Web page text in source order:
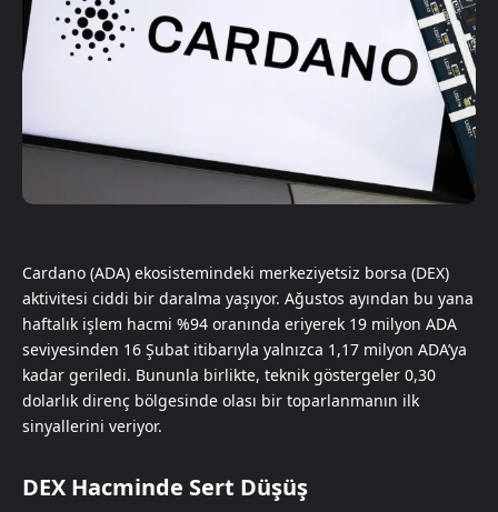
Cardano (ADA) ekosistemindeki merkeziyetsiz borsa (DEX)
aktivitesi ciddi bir daralma yaşıyor. Ağustos ayından bu yana
haftalık işlem hacmi %94 oranında eriyerek 19 milyon ADA
seviyesinden 16 Şubat itibarıyla yalnızca 1,17 milyon ADA’ya
kadar geriledi. Bununla birlikte, teknik göstergeler 0,30
dolarlık direnç bölgesinde olası bir toparlanmanın ilk
sinyallerini veriyor.
DEX Hacminde Sert Düşüş